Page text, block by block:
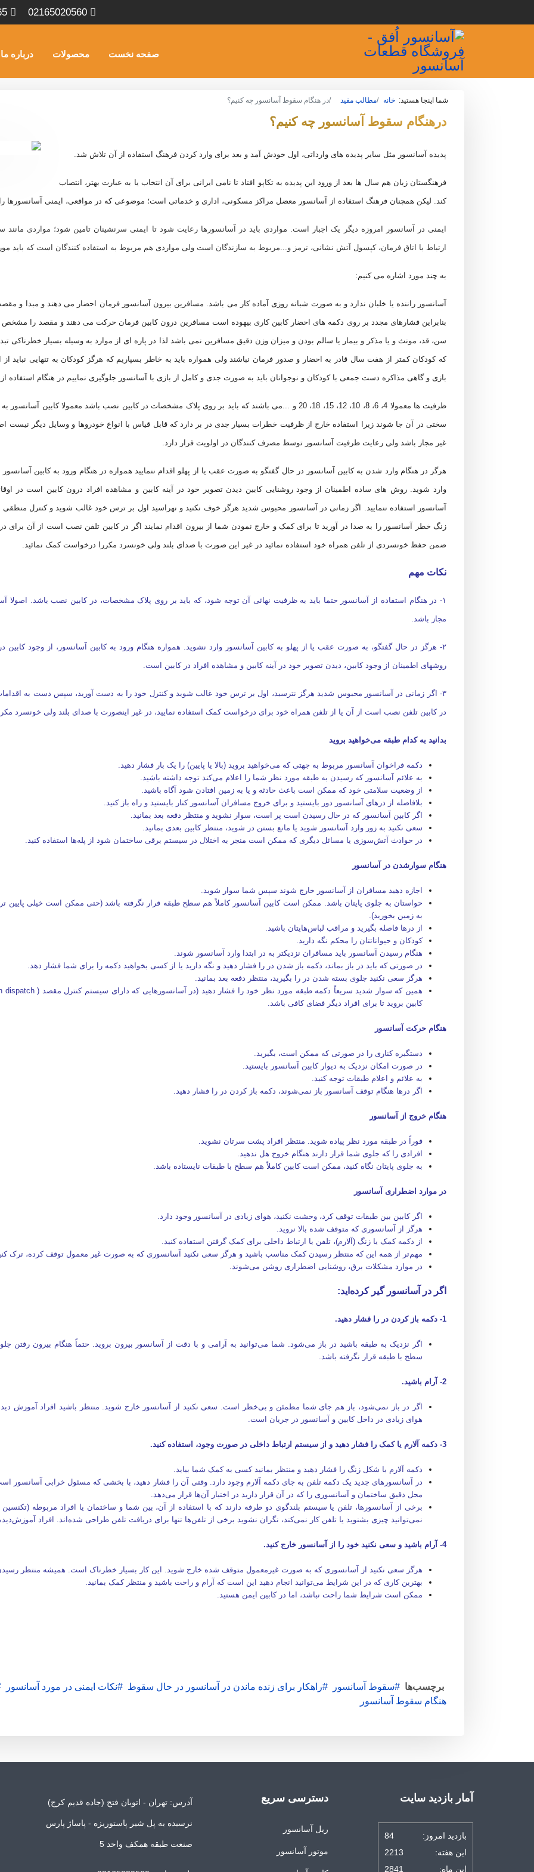
02165020560
صفحه نخست محصولات درباره ما
شما اینجا هستید:خانه مطالب مفید در هنگام سقوط آسانسور چه کنیم؟
درهنگام سقوط آسانسور چه کنیم؟
پدیده آسانسور مثل سایر پدیده های وارداتی، اول خودش آمد و بعد برای وارد کردن فرهنگ استفاده از آن تلاش شد.
فرهنگستان زبان هم سال ها بعد از ورود این پدیده به تکاپو افتاد تا نامی ایرانی برای آن انتخاب یا به عبارت بهتر، انتصاب
کند. لیکن همچنان فرهنگ استفاده از آسانسور معضل مراکز مسکونی، اداری و خدماتی است؛ موضوعی که در مواقعی، ایمنی آسانسورها
ایمنی در آسانسور امروزه دیگر یک اجبار است. مواردی باید در آسانسورها رعایت شود تا ایمنی سرنشینان تامین شود؛ مواردی
ارتباط با اتاق فرمان، کپسول آتش نشانی، ترمز و...مربوط به سازندگان است ولی مواردی هم مربوط به استفاده کنندگان است که باید
به چند مورد اشاره می کنیم:
آسانسور راننده یا خلبان ندارد و به صورت شبانه روزی آماده کار می باشد. مسافرین بیرون آسانسور فرمان احضار می دهند و مبدا
بنابراین فشارهای مجدد بر روی دکمه های احضار کابین کاری بیهوده است مسافرین درون کابین فرمان حرکت می دهند و مقصد را مشخص
سن، قد، مونث و یا مذکر و بیمار یا سالم بودن و میزان وزن دقیق مسافرین نمی باشد لذا در پاره ای از موارد به وسیله بسیار
که کودکان کمتر از هفت سال قادر به احضار و صدور فرمان نباشند ولی همواره باید به خاطر بسپاریم که هرگز کودکان به تنهایی نباید
بازی و گاهی مذاکره دست جمعی با کودکان و نوجوانان باید به صورت جدی و کامل از بازی با آسانسور جلوگیری نماییم در هنگام استفاده
ظرفیت ها معمولا 4، 6، 8، 10، 12، 15، 18، 20 و ...می باشند که باید بر روی پلاک مشخصات در کابین نصب باشد
سختی در آن جا شوند زیرا استفاده خارج از ظرفیت خطرات بسیار جدی در بر دارد که قابل قیاس با انواع خودروها و وسایل دیگر نیست
غیر مجاز باشد ولی رعایت ظرفیت آسانسور توسط مصرف کنندگان در اولویت قرار دارد.
هرگز در هنگام وارد شدن به کابین آسانسور در حال گفتگو به صورت عقب یا از پهلو اقدام ننمایید همواره در هنگام ورود به کابین
وارد شوید. روش های ساده اطمینان از وجود روشنایی کابین دیدن تصویر خود در آینه کابین و مشاهده افراد درون کابین است در
آسانسور استفاده ننمایید. اگر زمانی در آسانسور محبوس شدید هرگز خوف نکنید و نهراسید اول بر ترس خود غالب شوید و کنترل
زنگ خطر آسانسور را به صدا در آورید تا برای کمک و خارج نمودن شما از بیرون اقدام نمایند اگر در کابین تلفن نصب است از آن برای
ضمن حفظ خونسردی از تلفن همراه خود استفاده نمائید در غیر این صورت با صدای بلند ولی خونسرد مکررا درخواست کمک نمائید.
نکات مهم
۱- در هنگام استفاده از آسانسور حتما باید به ظرفیت نهائی آن توجه شود، که باید بر روی پلاک مشخصات، در کابین نصب باشد.
مجاز باشد.
۲- هرگز در حال گفتگو، به صورت عقب یا از پهلو به کابین آسانسور وارد نشوید. همواره هنگام ورود به کابین آسانسور، از وجود
روشهای اطمینان از وجود کابین، دیدن تصویر خود در آینه کابین و مشاهده افراد در کابین است.
۳- اگر زمانی در آسانسور محبوس شدید هرگز نترسید، اول بر ترس خود غالب شوید و کنترل خود را به دست آورید، سپس دست به
در کابین تلفن نصب است از آن یا از تلفن همراه خود برای درخواست کمک استفاده نمایید، در غیر اینصورت با صدای بلند ولی خونسرد
بدانید به کدام طبقه می‌خواهید بروید
دکمه فراخوان آسانسور مربوط به جهتی که می‌خواهید بروید (بالا یا پایین) را یک بار فشار دهید.
به علائم آسانسور که رسیدن به طبقه مورد نظر شما را اعلام می‌کند توجه داشته باشید.
از وضعیت سلامتی خود که ممکن است باعث حادثه و یا به زمین افتادن شود آگاه باشید.
بلافاصله از درهای آسانسور دور بایستید و برای خروج مسافران آسانسور کنار بایستید و راه باز کنید.
اگر کابین آسانسور که در حال رسیدن است پر است، سوار نشوید و منتظر دفعه بعد بمانید.
سعی نکنید به زور وارد آسانسور شوید یا مانع بستن در شوید، منتظر کابین بعدی بمانید.
در حوادث آتش‌سوزی یا مسائل دیگری که ممکن است منجر به اختلال در سیستم برقی ساختمان شود از پله‌ها استفاده کنید.
هنگام سوارشدن در آسانسور
اجازه دهید مسافران از آسانسور خارج شوند سپس شما سوار شوید.
حواستان به جلوی پایتان باشد. ممکن است کابین آسانسور کاملاً هم‌ سطح طبقه قرار نگرفته باشد (حتی ممکن است خیلی پایین
به زمین بخورید).
از درها فاصله بگیرید و مراقب لباس‌هایتان باشید.
کودکان و حیواناتتان را محکم نگه‌ دارید.
هنگام رسیدن آسانسور باید مسافران نزدیکتر به در ابتدا وارد آسانسور شوند.
در صورتی که باید در باز بماند، دکمه باز شدن در را فشار دهید و نگه‌ دارید یا از کسی بخواهید دکمه را برای شما فشار دهد.
هرگز سعی نکنید جلوی بسته شدن در را بگیرید، منتظر دفعه بعد بمانید.
کابین بروید تا برای افراد دیگر فضای کافی باشد.
هنگام حرکت آسانسور
دستگیره کناری را در صورتی که ممکن است، بگیرید.
در صورت امکان نزدیک به دیوار کابین آسانسور بایستید.
به علائم و اعلام طبقات توجه کنید.
اگر درها هنگام توقف آسانسور باز نمی‌شوند، دکمه باز کردن در را فشار دهید.
هنگام خروج از آسانسور
فوراً در طبقه مورد نظر پیاده شوید. منتظر افراد پشت سرتان نشوید.
افرادی را که جلوی شما قرار دارند هنگام خروج هل ندهید.
به جلوی پایتان نگاه کنید، ممکن است کابین کاملاً هم سطح با طبقات نایستاده باشد.
در موارد اضطراری آسانسور
اگر کابین بین طبقات توقف کرد، وحشت نکنید، هوای زیادی در آسانسور وجود دارد.
هرگز از آسانسوری که متوقف‌ شده بالا نروید.
از دکمه کمک یا زنگ (آلارم)، تلفن یا ارتباط داخلی برای کمک گرفتن استفاده کنید.
مهم‌تر از همه این که منتظر رسیدن کمک مناسب باشید و هرگز سعی نکنید آسانسوری که به صورت غیر معمول توقف کرده، ترک
در موارد مشکلات برق، روشنایی اضطراری روشن می‌شوند.
اگر در آسانسور گیر کرده‌اید:
1- دکمه باز کردن در را فشار دهید.
اگر نزدیک به طبقه باشید در باز می‌شود. شما می‌توانید به آرامی و با دقت از آسانسور بیرون بروید. حتماً هنگام بیرون
سطح با طبقه قرار نگرفته باشد.
2- آرام باشید.
اگر در باز نمی‌شود، باز هم جای شما مطمئن و بی‌خطر است. سعی نکنید از آسانسور خارج شوید. منتظر باشید افراد آموزش‌
هوای زیادی در داخل کابین و آسانسور در جریان است.
3- دکمه آلارم یا کمک را فشار دهید و از سیستم ارتباط داخلی در صورت وجود، استفاده کنید.
دکمه آلارم با شکل زنگ را فشار دهید و منتظر بمانید کسی به کمک شما بیاید.
در آسانسورهای جدید یک دکمه تلفن به جای دکمه آلارم وجود دارد. وقتی آن را فشار دهید، با بخشی که مسئول خرابی آسانسور
محل دقیق ساختمان و آسانسوری را که در آن قرار دارید در اختیار آن‌ها قرار می‌دهد.
برخی از آسانسورها، تلفن یا سیستم بلندگوی دو طرفه دارند که با استفاده از آن، بین شما و ساختمان یا افراد مربوطه
نمی‌توانید چیزی بشنوید یا تلفن کار نمی‌کند، نگران نشوید برخی از تلفن‌ها تنها برای دریافت تلفن طراحی‌ شده‌اند. افراد
4- آرام باشید و سعی نکنید خود را از آسانسور خارج کنید.
هرگز سعی نکنید از آسانسوری که به صورت غیرمعمول متوقف‌ شده خارج شوید. این کار بسیار خطرناک است. همیشه منتظر
بهترین کاری که در این شرایط می‌توانید انجام دهید این است که آرام و راحت باشید و منتظر کمک بمانید.
ممکن است شرایط شما راحت نباشد، اما در کابین ایمن هستید.
برچسب‌ها سقوط آسانسور راهکار برای زنده ماندن در آسانسور در حال سقوط
نکات ایمنی در مورد آسانسور
هنگام سقوط آسانسور
آمار بازدید سایت
بازدید امروز:
84
این هفته:
2213
این ماه:
2841
دسترسی سریع
ریل آسانسور
موتور آسانسور
آدرس: تهران - اتوبان فتح (جاده قدیم کرج)
نرسیده به پل شیر پاستوریزه - پاساژ پارس
صنعت طبقه همکف واحد 5